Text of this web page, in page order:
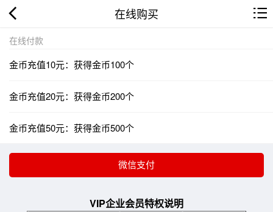
在线购买
在线付款
金币充值10元：获得金币100个
金币充值20元：获得金币200个
金币充值50元：获得金币500个
VIP企业会员特权说明